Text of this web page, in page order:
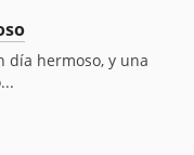
día hermoso, y una